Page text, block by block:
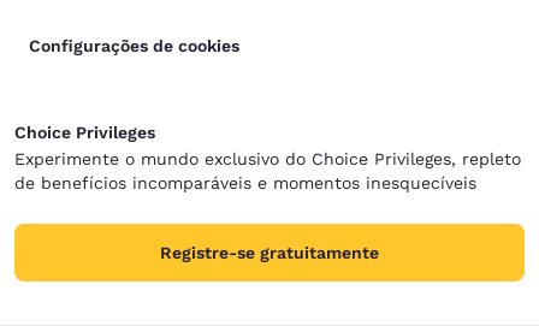
Configurações de cookies
Choice Privileges
Experimente o mundo exclusivo do Choice Privileges, repleto
de benefícios incomparáveis e momentos inesquecíveis
Registre-se gratuitamente